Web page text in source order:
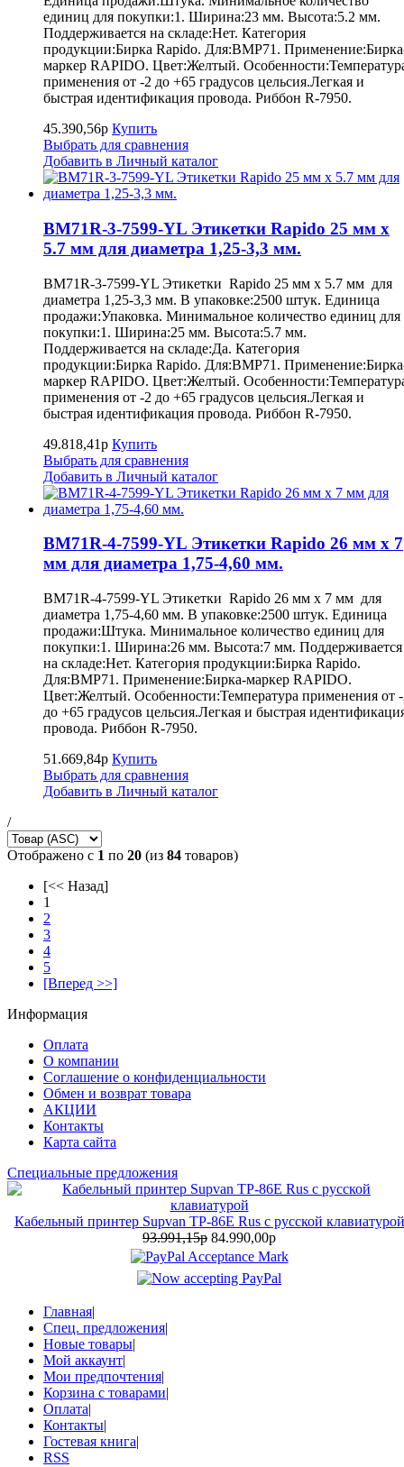
единиц для покупки:1. Ширина:23 мм. Высота:5.2 мм.
Поддерживается на складе:Нет. Категория
продукции:Бирка Rapido. Для:BMP71.
маркер RAPIDO. Цвет:Желтый.
применения от -2 до +65 градусов цельсия.Легкая и
быстрая идентификация провода. Риббон R-7950.
45.390,56р Купить
Выбрать для сравнения
Добавить в Личный каталог
BM71R-3-7599-YL Этикетки Rapido 25 мм х
5.7 мм для диаметра 1,25-3,3 мм.
BM71R-3-7599-YL Этикетки Rapido 25 мм х 5.7 мм для
диаметра 1,25-3,3 мм. В упаковке:2500 штук. Единица
продажи:Упаковка. Минимальное количество единиц для
покупки:1. Ширина:25 мм. Высота:5.7 мм.
Поддерживается на складе:Да. Категория
продукции:Бирка Rapido. Для:BMP71.
маркер RAPIDO. Цвет:Желтый.
применения от -2 до +65 градусов цельсия.Легкая и
быстрая идентификация провода. Риббон R-7950.
49.818,41р Купить
Выбрать для сравнения
Добавить в Личный каталог
BM71R-4-7599-YL Этикетки Rapido 26 мм х 7
мм для диаметра 1,75-4,60 мм.
BM71R-4-7599-YL Этикетки Rapido 26 мм х 7 мм для
диаметра 1,75-4,60 мм. В упаковке:2500 штук. Единица
продажи:Штука. Минимальное количество единиц для
покупки:1. Ширина:26 мм. Высота:7 мм. Поддерживается
на складе:Нет. Категория продукции:Бирка Rapido.
Для:BMP71. Применение:Бирка-маркер RAPIDO.
Цвет:Желтый. Особенности:Температура применения от
до +65 градусов цельсия.Легкая и быстрая
провода. Риббон R-7950.
51.669,84р Купить
Выбрать для сравнения
Добавить в Личный каталог
/
Отображено с 1 по 20 (из 84 товаров)
[<< Назад]
1
2
3
4
5
[Вперед >>]
Информация
Оплата
О компании
Соглашение о конфиденциальности
Обмен и возврат товара
АКЦИИ
Контакты
Карта сайта
Специальные предложения
Кабельный принтер Supvan TP-86E Rus с русской клавиатурой
93.991,15р 84.990,00р
Главная|
Спец. предложения|
Новые товары|
Мой аккаунт|
Мои предпочтения|
Корзина с товарами|
Оплата|
Контакты|
Гостевая книга|
RSS